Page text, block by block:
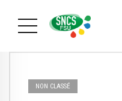
NON CLASSÉ